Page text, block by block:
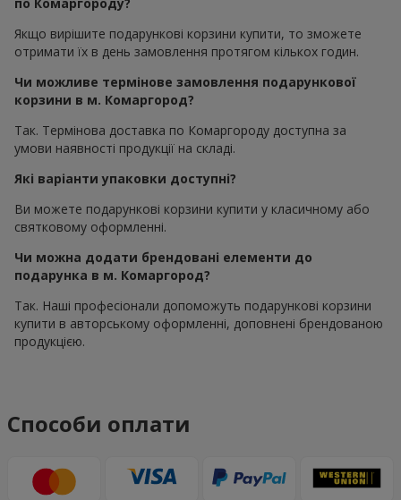
Якщо вирішите подарункові корзини купити, то зможете
отримати їх в день замовлення протягом кількох годин.
Чи можливе термінове замовлення подарункової
корзини в м. Комаргород?
Так. Термінова доставка по Комаргороду доступна за
умови наявності продукції на складі.
Які варіанти упаковки доступні?
Ви можете подарункові корзини купити у класичному або
святковому оформленні.
Чи можна додати брендовані елементи до
подарунка в м. Комаргород?
Так. Наші професіонали допоможуть подарункові корзини
купити в авторському оформленні, доповнені брендованою
продукцією.
Способи оплати